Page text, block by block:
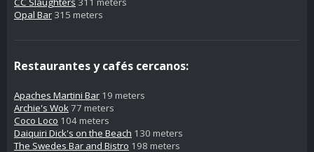
Opal Bar 315 meters
Restaurantes y cafés cercanos:
Apaches Martini Bar 19 meters
Archie's Wok77 meters
Coco Loco 104 meters
Daiquiri Dick's on the Beach 130 meters
The Swedes Bar and Bistro 198 meters